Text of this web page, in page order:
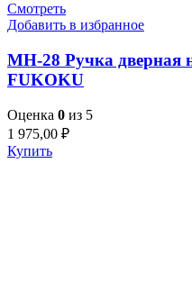
Смотреть
Добавить в избранное
MH-28 Ручка дверная
FUKOKU
Оценка 0 из 5
1 975,00 ₽
Купить